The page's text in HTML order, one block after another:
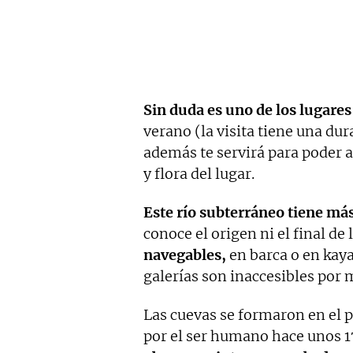
Sin duda es uno de los
verano (la visita tiene una
además te servirá para poder
y flora del lugar.
Este río subterráneo tiene
conoce el origen ni el final de
navegables, en barca o en
galerías son inaccesibles por
Las cuevas se formaron en el
por el ser humano hace unos